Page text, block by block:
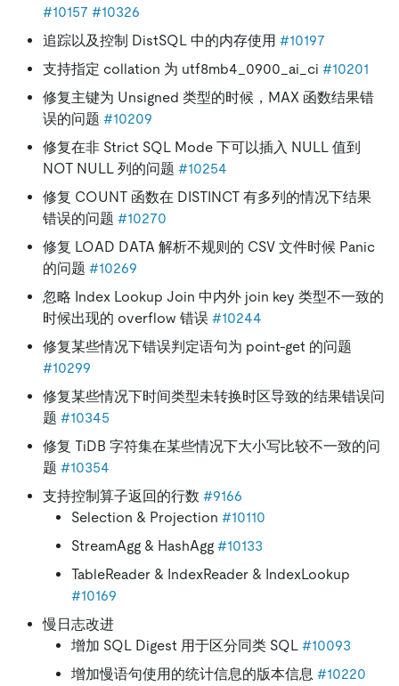
#10157 #10326
追踪以及控制 DistSQL 中的内存使用 #10197
支持指定 collation 为 utf8mb4_0900_ai_ci #10201
修复主键为 Unsigned 类型的时候，MAX 函数结果错
误的问题 #10209
修复在非 Strict SQL Mode 下可以插入 NULL 值到
NOT NULL 列的问题 #10254
修复 COUNT 函数在 DISTINCT 有多列的情况下结果
错误的问题 #10270
修复 LOAD DATA 解析不规则的 CSV 文件时候 Panic
的问题 #10269
忽略 Index Lookup Join 中内外 join key 类型不一致的
时候出现的 overflow 错误 #10244
修复某些情况下错误判定语句为 point-get 的问题
#10299
修复某些情况下时间类型未转换时区导致的结果错误问
题 #10345
修复 TiDB 字符集在某些情况下大小写比较不一致的问
题 #10354
支持控制算子返回的行数 #9166
Selection & Projection #10110
StreamAgg & HashAgg #10133
TableReader & IndexReader & IndexLookup
#10169
慢日志改进
增加 SQL Digest 用于区分同类 SQL #10093
增加慢语句使用的统计信息的版本信息 #10220